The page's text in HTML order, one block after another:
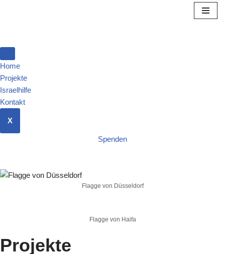
springen
Home
Projekte
Israelhilfe
Kontakt
X
Spenden
Flagge von Düsseldorf
Flagge von Haifa
Projekte